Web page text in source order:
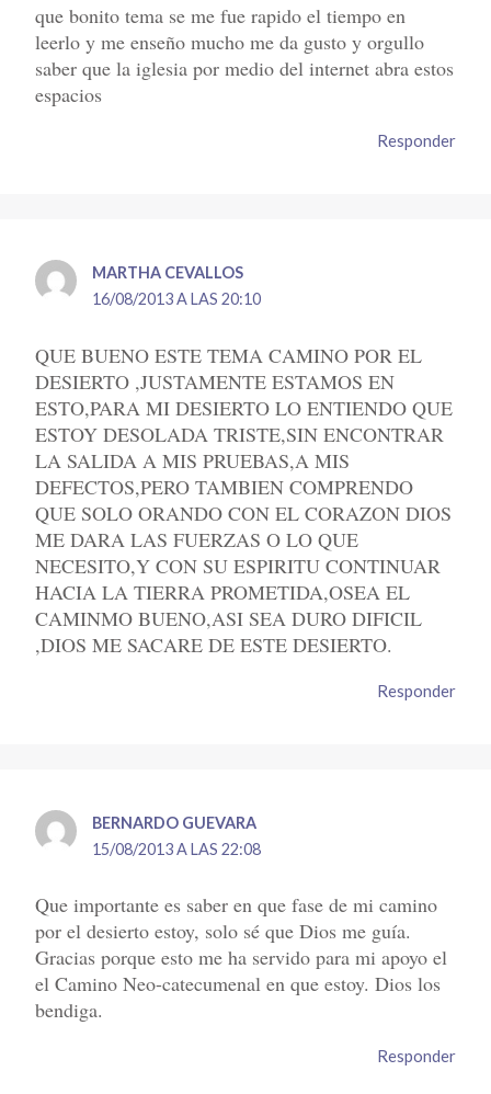
que bonito tema se me fue rapido el tiempo en
leerlo y me enseño mucho me da gusto y orgullo
saber que la iglesia por medio del internet abra estos
espacios
Responder
MARTHA CEVALLOS
16/08/2013 A LAS 20:10
QUE BUENO ESTE TEMA CAMINO POR EL
DESIERTO ,JUSTAMENTE ESTAMOS EN
ESTO,PARA MI DESIERTO LO ENTIENDO QUE
ESTOY DESOLADA TRISTE,SIN ENCONTRAR
LA SALIDA A MIS PRUEBAS,A MIS
DEFECTOS,PERO TAMBIEN COMPRENDO
QUE SOLO ORANDO CON EL CORAZON DIOS
ME DARA LAS FUERZAS O LO QUE
NECESITO,Y CON SU ESPIRITU CONTINUAR
HACIA LA TIERRA PROMETIDA,OSEA EL
CAMINMO BUENO,ASI SEA DURO DIFICIL
,DIOS ME SACARE DE ESTE DESIERTO.
Responder
BERNARDO GUEVARA
15/08/2013 A LAS 22:08
Que importante es saber en que fase de mi camino
por el desierto estoy, solo sé que Dios me guía.
Gracias porque esto me ha servido para mi apoyo el
el Camino Neo-catecumenal en que estoy. Dios los
bendiga.
Responder